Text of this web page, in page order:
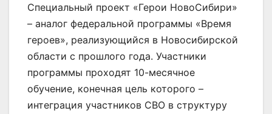
Специальный проект «Герои НовоСибири»
– аналог федеральной программы «Время
героев», реализующийся в Новосибирской
области с прошлого года. Участники
программы проходят 10-месячное
обучение, конечная цель которого –
интеграция участников СВО в структуру